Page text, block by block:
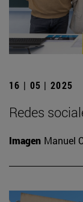
16 | 05 | 2025
Redes
Imagen Manuel